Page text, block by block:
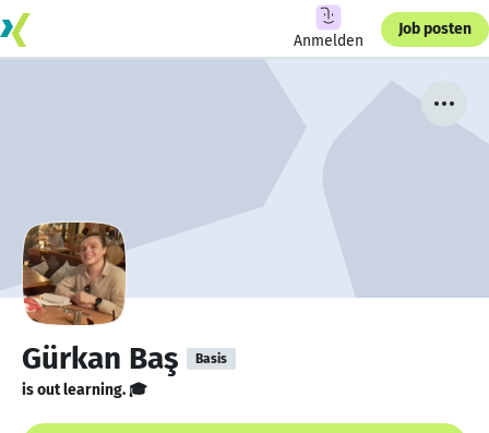
Anmelden
Job posten
Gürkan Baş Basis
is out learning. 🎓